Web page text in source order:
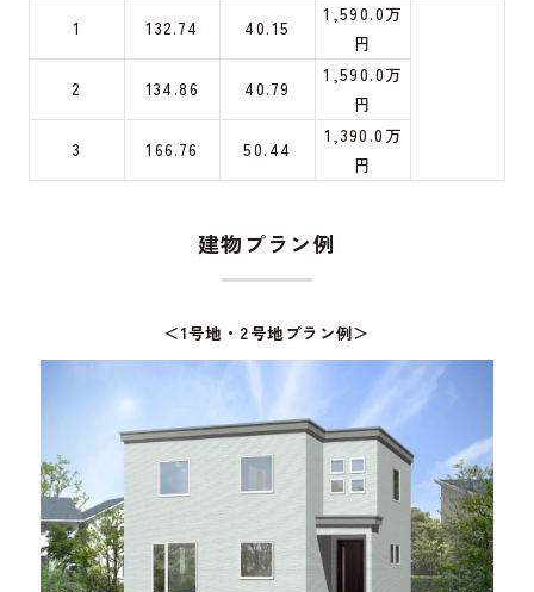
1
132.74 40.15
1,590.0万
円
2
134.86 40.79
1,590.0万
円
3
166.76 50.44
1,390.0万
円
建物プラン例
＜1号地・2号地プラン例＞